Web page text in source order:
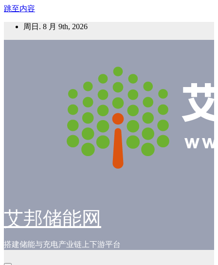
跳至内容
周日. 8 月 9th, 2026
艾邦储能网
搭建储能与充电产业链上下游平台